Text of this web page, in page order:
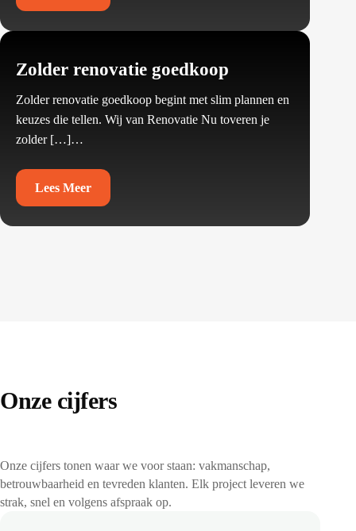
Zolder renovatie goedkoop
Zolder renovatie goedkoop begint met slim plannen en
keuzes die tellen.​ Wij van Renovatie Nu toveren je
zolder […]…
Lees Meer
Onze cijfers
Onze cijfers tonen waar we voor staan: vakmanschap,
betrouwbaarheid en tevreden klanten. Elk project leveren we
strak, snel en volgens afspraak op.